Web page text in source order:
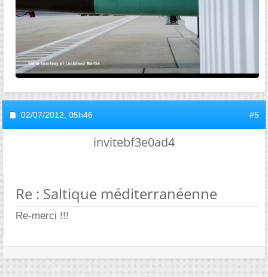
02/07/2012, 05h46 #5
invitebf3e0ad4
Re : Saltique méditerranéenne
Re-merci !!!